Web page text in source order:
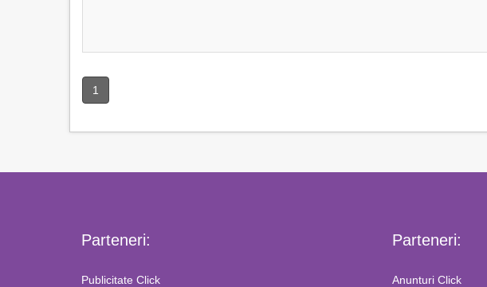
1
Parteneri:
Publicitate Click
Parteneri:
Anunturi Click